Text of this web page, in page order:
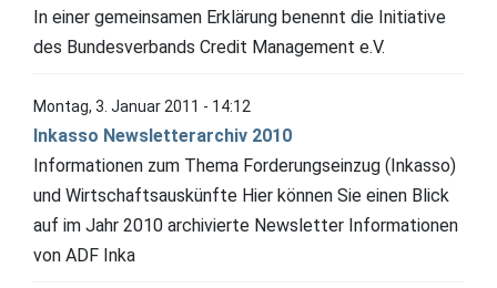
In einer gemeinsamen Erklärung benennt die Initiative
des Bundesverbands Credit Management e.V.
Montag, 3. Januar 2011 - 14:12
Inkasso Newsletterarchiv 2010
Informationen zum Thema Forderungseinzug (Inkasso)
und Wirtschaftsauskünfte Hier können Sie einen Blick
auf im Jahr 2010 archivierte Newsletter Informationen
von ADF Inka